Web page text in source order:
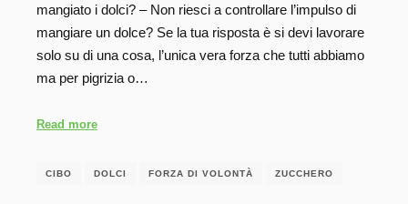
mangiato i dolci? – Non riesci a controllare l’impulso di
mangiare un dolce? Se la tua risposta è si devi lavorare
solo su di una cosa, l’unica vera forza che tutti abbiamo
ma per pigrizia o…
Read more
CIBO DOLCI FORZA DI VOLONTÀ ZUCCHERO